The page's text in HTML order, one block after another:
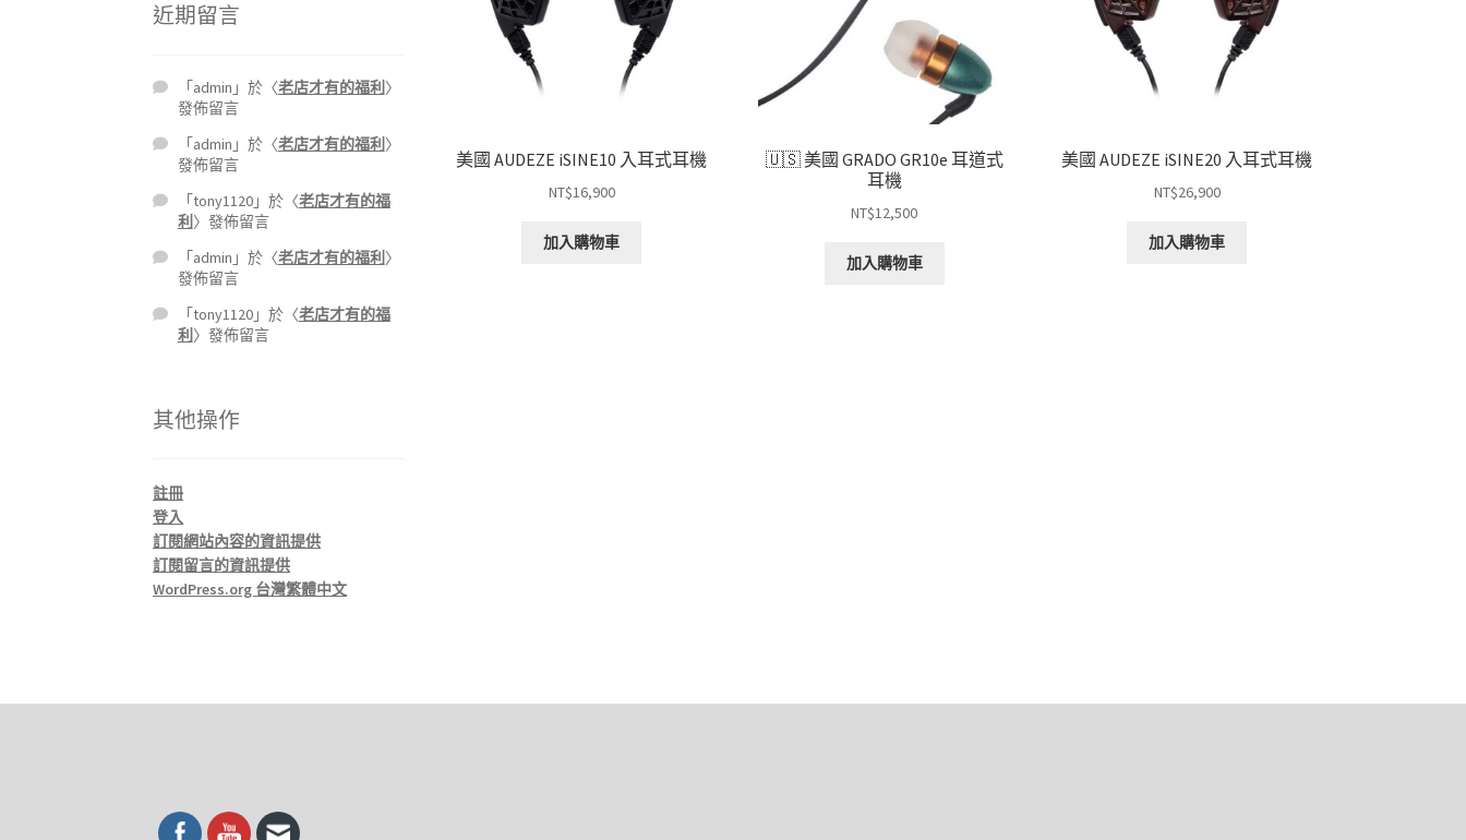
美國 AUDEZE iSINE10 入耳式耳機
NT$16,900
加入購物車
🇺🇸 美國 GRADO GR10e 耳道式
耳機
NT$12,500
加入購物車
美國 AUDEZE iSINE20 入耳式耳機
NT$26,900
加入購物車
近期留言
「admin 」於〈老店才有的福利 〉
發佈留言
「admin 」於〈老店才有的福利 〉
發佈留言
「tony1120」於〈老店才有的福
利 〉發佈留言
「admin 」於〈老店才有的福利 〉
發佈留言
「tony1120」於〈老店才有的福
利 〉發佈留言
其他操作
註冊
登入
訂閱網站內容的資訊提供
訂閱留言的資訊提供
WordPress.org 台灣繁體中文